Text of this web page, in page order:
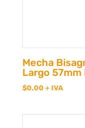
Mecha
Largo 57mm
$0,00 + IVA